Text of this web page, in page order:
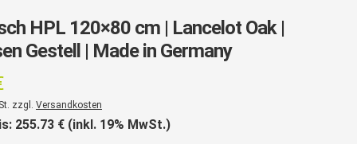
HPL 120×80 cm | Lancelot Oak |
Gestell | Made in Germany
zzgl. Versandkosten
255.73 € (inkl. 19% MwSt.)